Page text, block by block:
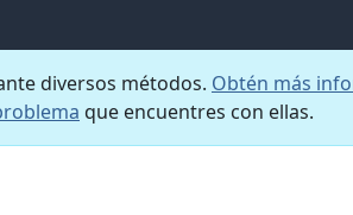
diversos métodos. Obtén más
que encuentres con ellas.